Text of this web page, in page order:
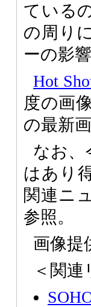
ている
の周り
ーの影
Hot
度の画
の最新
なお、
はあり
関連ニ
参照。
画像提
＜関連